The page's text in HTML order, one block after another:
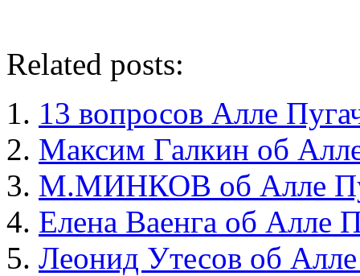
Related posts:
13 вопросов Алле
Максим Галкин об
М.МИНКОВ об Алле
Елена Ваенга об Алле
Леонид Утесов об